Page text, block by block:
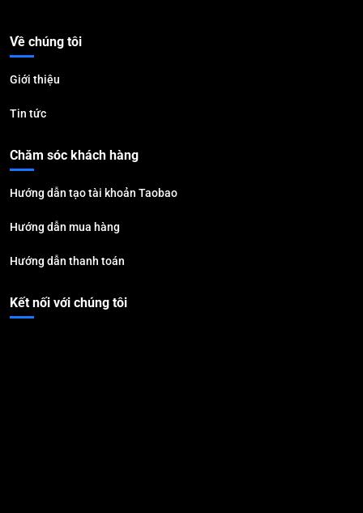
Về chúng tôi
Giới thiệu
Tin tức
Chăm sóc khách hàng
Hướng dẫn tạo tài khoản Taobao
Hướng dẫn mua hàng
Hướng dẫn thanh toán
Kết nối với chúng tôi